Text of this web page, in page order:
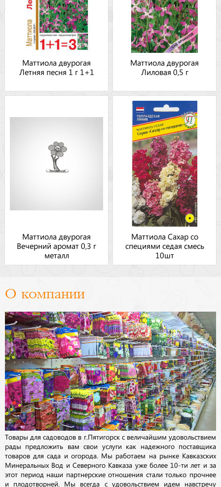
Маттиола двурогая
Летняя песня 1 г 1+1
Маттиола двурогая
Лиловая 0,5 г
Маттиола двурогая
Вечерний аромат 0,3 г
металл
Маттиола Сахар со
специями седая смесь
10шт
О компании
Товары для садоводов в г.Пятигорск с величайшим удовольствием
рады предложить вам свои услуги как надежного поставщика
товаров для сада и огорода. Мы работаем на рынке Кавказских
Минеральных Вод и Северного Кавказа уже более 10-ти лет и за
этот период наши партнерские отношения стали только прочнее
и плодотворней. Мы всегда с удовольствием идем навстречу